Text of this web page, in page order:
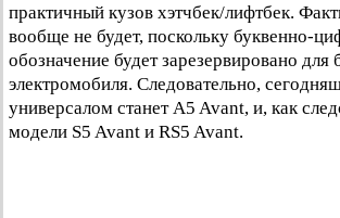
практичный кузов хэтчбек/лифтбек.
вообще не будет, поскольку буквенно-
обозначение будет зарезервировано для
электромобиля. Следовательно,
универсалом станет A5 Avant, и, как
модели S5 Avant и RS5 Avant.